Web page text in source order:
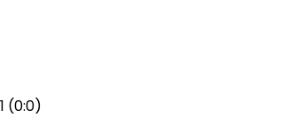
(0:0)